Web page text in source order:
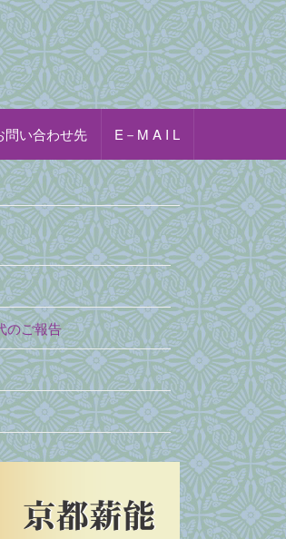
問い合わせ先 E－M A I L
のご報告